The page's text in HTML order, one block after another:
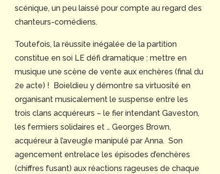
scénique, un peu laissé pour compte au regard des
chanteurs-comédiens.
Toutefois, la réussite inégalée de la partition
constitue en soi LE défi dramatique : mettre en
musique une scène de vente aux enchères (final du
2e acte) ! Boieldieu y démontre sa virtuosité en
organisant musicalement le suspense entre les
trois clans acquéreurs – le fier intendant Gaveston,
les fermiers solidaires et … Georges Brown,
acquéreur à l’aveugle manipulé par Anna. Son
agencement entrelace les épisodes d’enchères
(chiffres fusant) aux réactions rageuses de chaque